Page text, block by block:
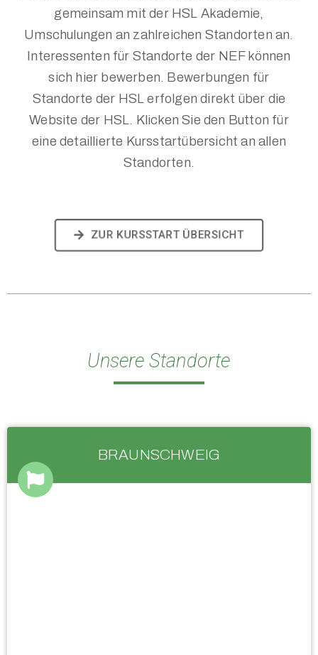
gemeinsam mit der HSL Akademie,
Umschulungen an zahlreichen Standorten an.
Interessenten für Standorte der NEF können
sich hier bewerben. Bewerbungen für
Standorte der HSL erfolgen direkt über die
Website der HSL. Klicken Sie den Button für
eine detaillierte Kursstartübersicht an allen
Standorten.
ZUR KURSSTART ÜBERSICHT
Unsere Standorte
BRAUNSCHWEIG